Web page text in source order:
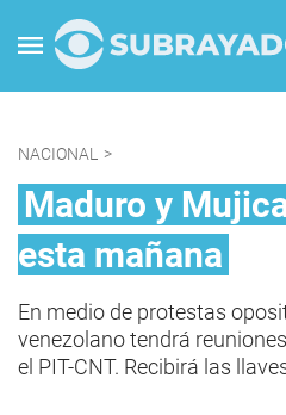
NACIONAL >
Maduro y
esta mañana
En medio de protestas
venezolano tendrá
el PIT-CNT. Recibirá las